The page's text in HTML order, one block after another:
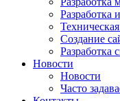
Разработка
Создание
Разработка
Новости
Новости
Часто